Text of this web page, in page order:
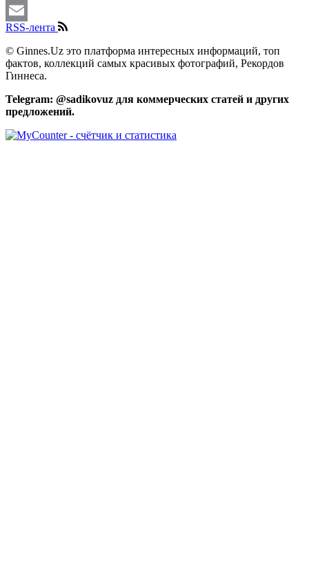
Twitter
Email
RSS-лента
© Ginnes.Uz это платформа интересных информаций, топ
фактов, коллекций самых красивых фотографий, Рекордов
Гиннеса.
Telegram: @sadikovuz для коммерческих статей и других
предложений.